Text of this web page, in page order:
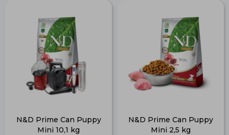
N&D Prime Can Puppy
Mini 10,1 kg
N&D Prime Can Puppy
Mini 2,5 kg